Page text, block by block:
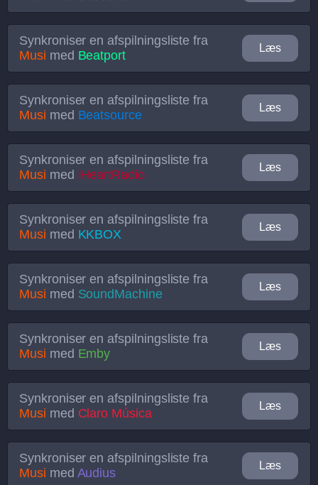
Synkroniser en afspilningsliste fra
Musi med Beatport
Læs
Synkroniser en afspilningsliste fra
Musi med Beatsource
Læs
Synkroniser en afspilningsliste fra
Musi med iHeartRadio
Læs
Synkroniser en afspilningsliste fra
Musi med KKBOX
Læs
Synkroniser en afspilningsliste fra
Musi med SoundMachine
Læs
Synkroniser en afspilningsliste fra
Musi med Emby
Læs
Synkroniser en afspilningsliste fra
Musi med Claro Música
Læs
Synkroniser en afspilningsliste fra
Musi med Audius
Læs